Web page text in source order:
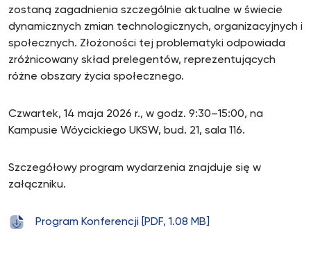
zostaną zagadnienia szczególnie aktualne w świecie
dynamicznych zmian technologicznych, organizacyjnych i
społecznych. Złożoności tej problematyki odpowiada
zróżnicowany skład prelegentów, reprezentujących
różne obszary życia społecznego.
Czwartek, 14 maja 2026 r., w godz. 9:30–15:00, na
Kampusie Wóycickiego UKSW, bud. 21, sala 116.
Szczegółowy program wydarzenia znajduje się w
załączniku.
Program Konferencji [PDF, 1.08 MB]